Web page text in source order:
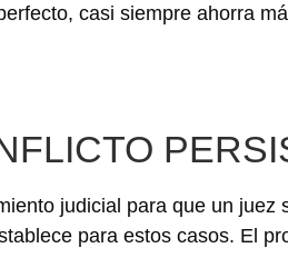
casi siempre ahorra
judicial para que un juez
para estos casos. El